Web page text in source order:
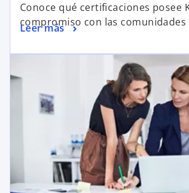
Conoce qué certificaciones posee
compromiso con las
Leer más